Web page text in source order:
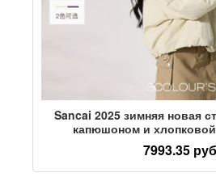
Sancai 2025 зимняя новая
капюшоном и
свободная куртка с
повседневная простая
короткая S
7993.35